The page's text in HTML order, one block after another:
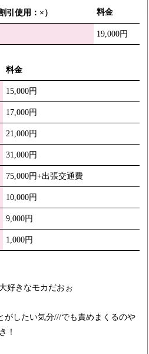
割引使用：×） 料金
19,000円
料金
15,000円
17,000円
21,000円
31,000円
75,000円+出張交通費
10,000円
9,000円
1,000円
好きなモカだおぉ
がしたい気分///でも責めまくるのや
！